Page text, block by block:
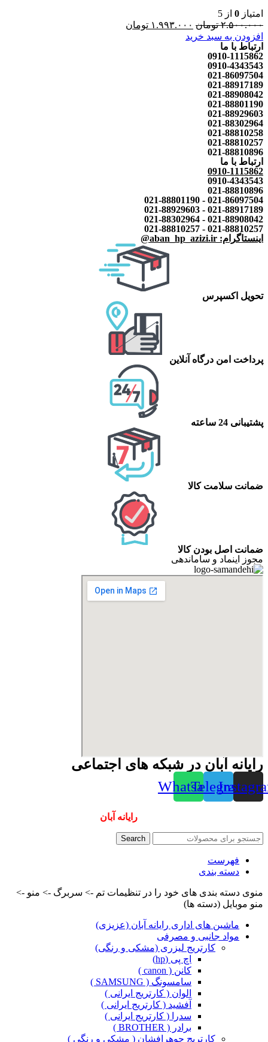
امتیاز 0 از 5
۲.۵۰۰.۰۰۰ تومان ۱.۹۹۳.۰۰۰ تومان
افزودن به سبد خرید
ارتباط با ما
0910-1115862
0910-4343543
021-86097504
021-88917189
021-88908042
021-88801190
021-88929603
021-88302964
021-88810258
021-88810257
021-88810896
ارتباط با ما
0910-1115862
0910-4343543
021-88810896
021-86097504 - 021-88801190
021-88917189 - 021-88929603
021-88908042 - 021-88302964
021-88810257 - 021-88810257
اینستاگرام: aban_hp_azizi.ir@
تحویل اکسپرس
پرداخت امن درگاه آنلاین
پشتیبانی 24 ساعته
ضمانت سلامت کالا
ضمانت اصل بودن کالا
مجوز اینماد و ساماندهی
رایانه آبان در شبکه های اجتماعی
Telegram
Whatsapp
رایانه آبان
Search
فهرست
دسته بندی
منوی دسته بندی های خود را در تنظیمات تم -> سربرگ -> منو ->
منو موبایل (دسته ها)
ماشین های اداری رایانه آبان (عزیزی)
مواد جانبی و مصرفی
کارتریج لیزری (مشکی و رنگی)
اچ پی (hp)
کانن ( canon )
سامسونگ ( SAMSUNG )
الوان ( کارتریج ایرانی )
آفشید ( کارتریج ایرانی )
سدرا ( کارتریج ایرانی )
برادر ( BROTHER )
کارتریج جوهرافشان ( مشکی و رنگی )